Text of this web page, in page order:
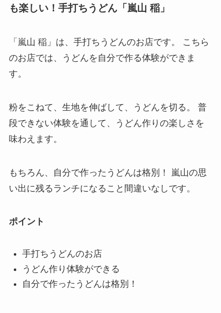
も楽しい！手打ちうどん「嵐山 稲」
「嵐山 稲」は、手打ちうどんのお店です。 こちら
のお店では、うどんを自分で作る体験ができま
す。
粉をこねて、生地を伸ばして、うどんを切る。 普
段できない体験を通して、うどん作りの楽しさを
味わえます。
もちろん、自分で作ったうどんは格別！ 嵐山の思
い出に残るランチになること間違いなしです。
ポイント
手打ちうどんのお店
うどん作り体験ができる
自分で作ったうどんは格別！